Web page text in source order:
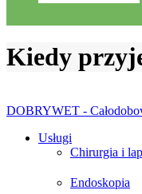
Kiedy
DOBRYWET -
Usługi
Chirurgia i
Endoskopia